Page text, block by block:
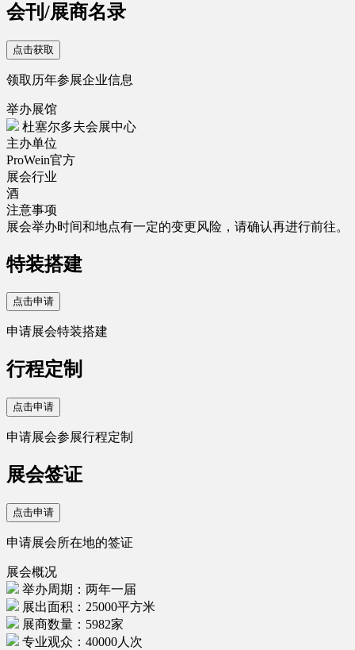
会刊/展商名录
点击获取
领取历年参展企业信息
举办展馆
杜塞尔多夫会展中心
主办单位
ProWein官方
展会行业
酒
注意事项
展会举办时间和地点有一定的变更风险，请确认再进行前往。
特装搭建
点击申请
申请展会特装搭建
行程定制
点击申请
申请展会参展行程定制
展会签证
点击申请
申请展会所在地的签证
展会概况
举办周期：两年一届
展出面积：25000平方米
展商数量：5982家
专业观众：40000人次